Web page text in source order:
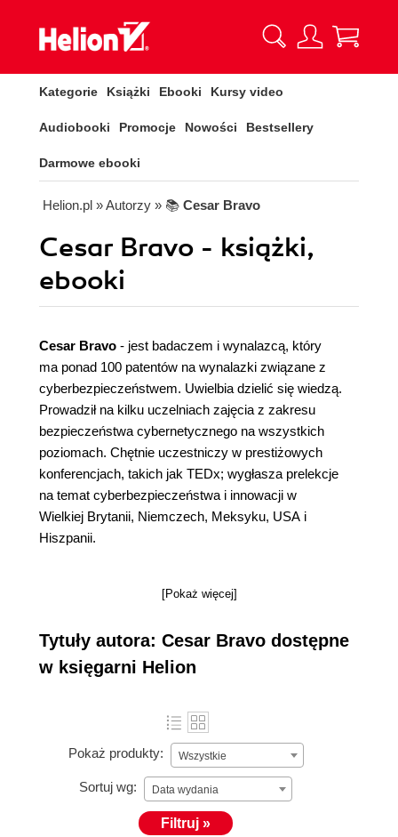
Kategorie Książki Ebooki Kursy video
Audiobooki Promocje Nowości Bestsellery
Darmowe ebooki
Helion.pl » Autorzy » 📚 Cesar Bravo
Cesar Bravo - książki,
ebooki
Cesar Bravo - jest badaczem i wynalazcą, który
ma ponad 100 patentów na wynalazki związane z
cyberbezpieczeństwem. Uwielbia dzielić się wiedzą.
Prowadził na kilku uczelniach zajęcia z zakresu
bezpieczeństwa cybernetycznego na wszystkich
poziomach. Chętnie uczestniczy w prestiżowych
konferencjach, takich jak TEDx; wygłasza prelekcje
na temat cyberbezpieczeństwa i innowacji w
Wielkiej Brytanii, Niemczech, Meksyku, USA i
Hiszpanii.
[Pokaż więcej]
Tytuły autora: Cesar Bravo dostępne
w księgarni Helion
Pokaż produkty: Wszystkie
Sortuj wg: Data wydania
Filtruj »